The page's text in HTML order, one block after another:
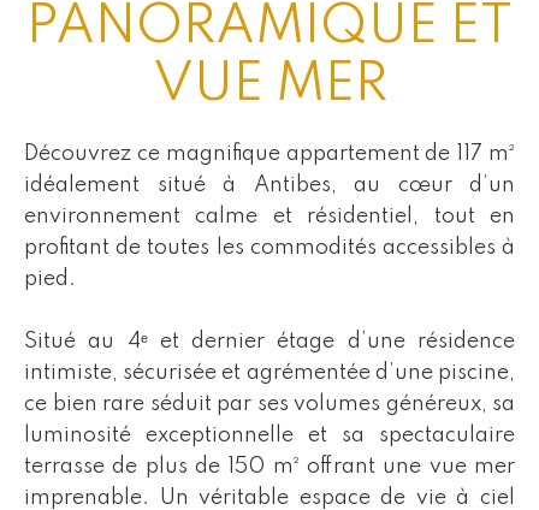
PANORAMIQUE ET
VUE MER
Découvrez ce magnifique appartement de 117 m²
idéalement situé à Antibes, au cœur d’un
environnement calme et résidentiel, tout en
profitant de toutes les commodités accessibles à
pied.
Situé au 4ᵉ et dernier étage d’une résidence
intimiste, sécurisée et agrémentée d’une piscine,
ce bien rare séduit par ses volumes généreux, sa
luminosité exceptionnelle et sa spectaculaire
terrasse de plus de 150 m² offrant une vue mer
imprenable. Un véritable espace de vie à ciel